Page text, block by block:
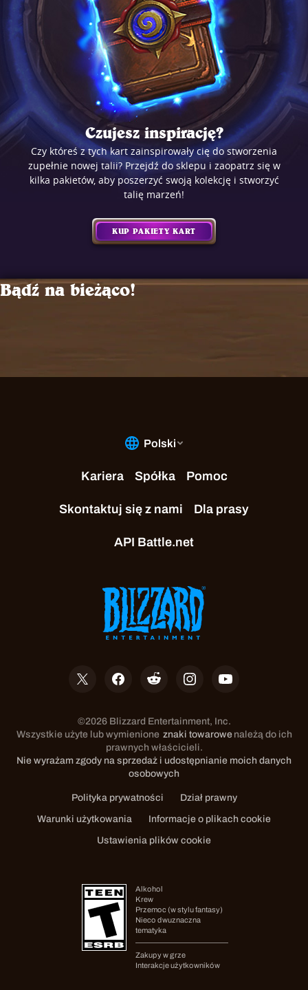
Czujesz inspirację?
Czy któreś z tych kart zainspirowały cię do stworzenia
zupełnie nowej talii? Przejdź do sklepu i zaopatrz się w
kilka pakietów, aby poszerzyć swoją kolekcję i stworzyć
talię marzeń!
KUP PAKIETY KART
Bądź na bieżąco!